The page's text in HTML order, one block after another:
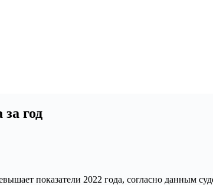
год
показатели 2022 года, согласно данным